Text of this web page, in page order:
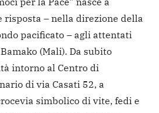
risposta – nella direzione della
pacificato – agli attentati
(Mali). Da subito
intorno al Centro di
di via Casati 52, a
simbolico di vite, fedi e